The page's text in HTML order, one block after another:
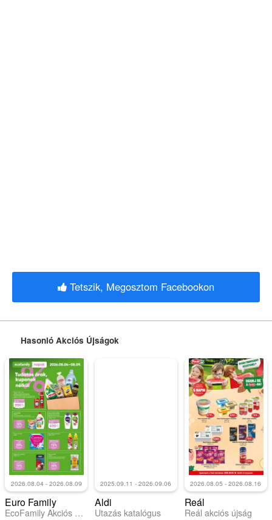
Tetszik, Megosztom Facebookon
Hasonló Akciós Újságok
2026.08.04 - 2026.08.09
Euro Family
EcoFamily Akciós újság
2025.09.11 - 2026.09.06
Aldi
Utazás katalógus
2026.08.05 - 2026.08.16
Reál
Reál akciós újság